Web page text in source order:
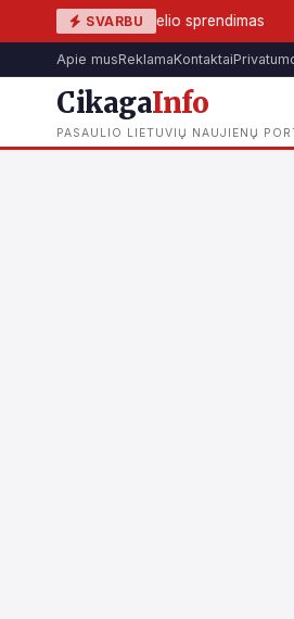
SVARBU
sprendimas Vokietijoje
Apie musReklamaKontaktai
CikagaInfo
PASAULIO LIETUVIŲ NAUJIENŲ